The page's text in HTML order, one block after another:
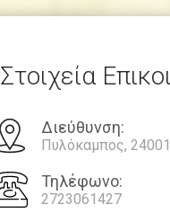
Στοιχεία
Διεύθυνση:
Πυλόκαμπος,
Τηλέφωνο:
2723061427